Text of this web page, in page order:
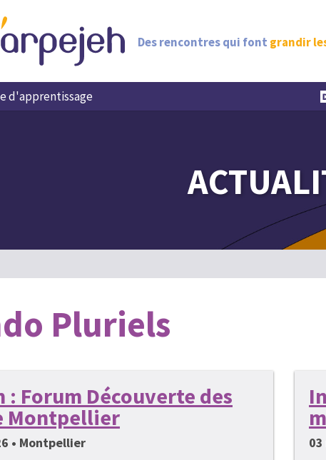
Des rencontres qui font grandir
d'apprentissage
Pluriels
Forum Découverte des
Montpellier
• Montpellier